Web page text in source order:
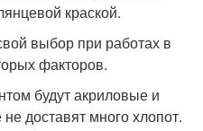
краской.
выбор при работах в
факторов.
будут акриловые и
доставят много хлопот.